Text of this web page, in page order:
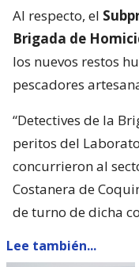
Al respecto, el
Brigada de
los nuevos restos
pescadores
“Detectives de la
peritos del
concurrieron al
Costanera de
de turno de dicha
Lee también...